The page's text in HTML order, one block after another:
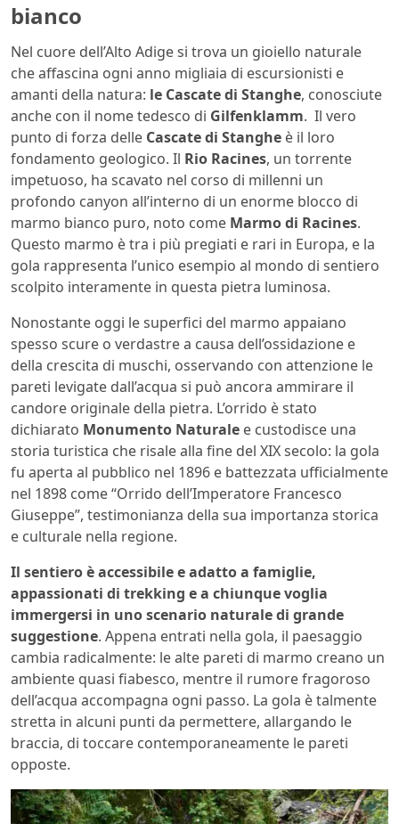
bianco
Nel cuore dell’Alto Adige si trova un gioiello naturale
che affascina ogni anno migliaia di escursionisti e
amanti della natura: le Cascate di Stanghe, conosciute
anche con il nome tedesco di Gilfenklamm. Il vero
punto di forza delle Cascate di Stanghe è il loro
fondamento geologico. Il Rio Racines, un torrente
impetuoso, ha scavato nel corso di millenni un
profondo canyon all’interno di un enorme blocco di
marmo bianco puro, noto come Marmo di Racines.
Questo marmo è tra i più pregiati e rari in Europa, e la
gola rappresenta l’unico esempio al mondo di sentiero
scolpito interamente in questa pietra luminosa.
Nonostante oggi le superfici del marmo appaiano
spesso scure o verdastre a causa dell’ossidazione e
della crescita di muschi, osservando con attenzione le
pareti levigate dall’acqua si può ancora ammirare il
candore originale della pietra. L’orrido è stato
dichiarato Monumento Naturale e custodisce una
storia turistica che risale alla fine del XIX secolo: la gola
fu aperta al pubblico nel 1896 e battezzata ufficialmente
nel 1898 come “Orrido dell’Imperatore Francesco
Giuseppe”, testimonianza della sua importanza storica
e culturale nella regione.
Il sentiero è accessibile e adatto a famiglie,
appassionati di trekking e a chiunque voglia
immergersi in uno scenario naturale di grande
suggestione. Appena entrati nella gola, il paesaggio
cambia radicalmente: le alte pareti di marmo creano un
ambiente quasi fiabesco, mentre il rumore fragoroso
dell’acqua accompagna ogni passo. La gola è talmente
stretta in alcuni punti da permettere, allargando le
braccia, di toccare contemporaneamente le pareti
opposte.